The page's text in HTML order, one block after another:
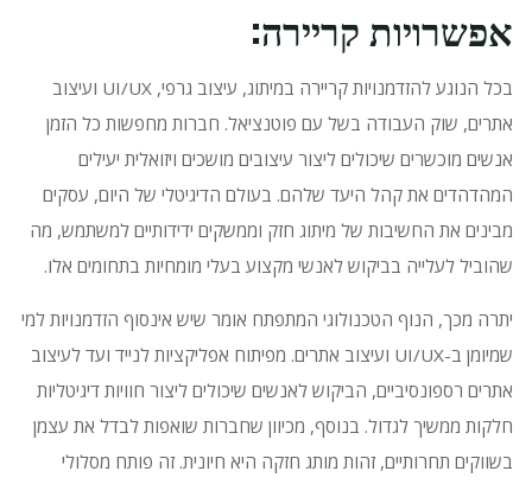
אפשרויות קריירה:
בכל הנוגע להזדמנויות קריירה במיתוג, עיצוב גרפי, UI/UX ועיצוב
אתרים, שוק העבודה בשל עם פוטנציאל. חברות מחפשות כל הזמן
אנשים מוכשרים שיכולים ליצור עיצובים מושכים ויזואלית יעילים
המהדהדים את קהל היעד שלהם. בעולם הדיגיטלי של היום, עסקים
מבינים את החשיבות של מיתוג חזק וממשקים ידידותיים למשתמש, מה
שהוביל לעלייה בביקוש לאנשי מקצוע בעלי מומחיות בתחומים אלו.
יתרה מכך, הנוף הטכנולוגי המתפתח אומר שיש אינסוף הזדמנויות למי
שמיומן ב-UI/UX ועיצוב אתרים.
מפיתוח אפליקציות לנייד ועד לעיצוב
אתרים רספונסיביים, הביקוש לאנשים שיכולים ליצור חוויות דיגיטליות
חלקות ממשיך לגדול. בנוסף, מכיוון שחברות שואפות לבדל את עצמן
בשווקים תחרותיים, זהות מותג חזקה היא חיונית.זה פותח מסלולי